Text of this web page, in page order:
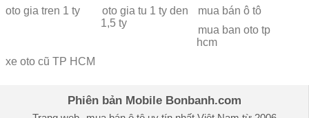
oto gia tren 1 ty
oto gia tu 1 ty den
1,5 ty
mua bán ô tô
mua ban oto tp
hcm
xe oto cũ TP HCM
Phiên bản Mobile Bonbanh.com